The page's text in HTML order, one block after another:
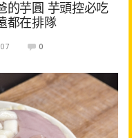
的芋圓 芋頭控必吃
都在排隊
0